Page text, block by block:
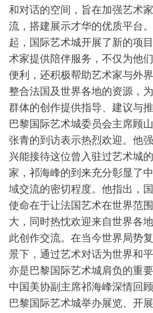
和对话的空间，旨在加强艺术
流，搭建展示才华的优质平台
起，国际艺术城开展了新的项
术家提供陪伴服务，不仅为他
便利，还积极帮助艺术家与外
整合法国及世界各地的资源，
群体的创作提供指导、建议与推
巴黎国际艺术城委员会主席顾
张青的到访表示热烈欢迎。他
兴能接待这位曾入驻过艺术城
家，祁海峰的到来充分彰显了
域交流的密切程度。他指出，
使命在于让法国艺术在世界范
大，同时热忱欢迎来自世界各
此创作交流。在当今世界局势
景下，通过艺术对话为世界和
亦是巴黎国际艺术城肩负的重要
中国美协副主席祁海峰深情回
巴黎国际艺术城举办展览、开